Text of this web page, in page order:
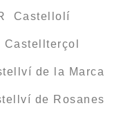
Castellolí
de la Marca
de Rosanes